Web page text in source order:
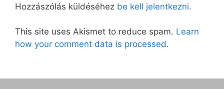
Hozzászólás küldéséhez be kell jelentkezni.
This site uses Akismet to reduce spam. Learn
how your comment data is processed.